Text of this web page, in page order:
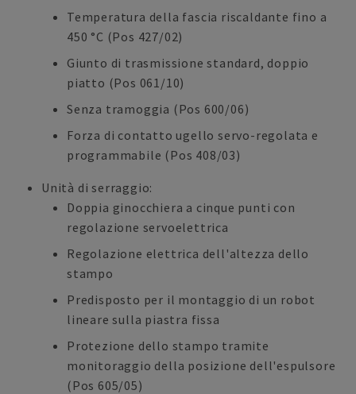
Temperatura della fascia riscaldante fino a
450 °C (Pos 427/02)
Giunto di trasmissione standard, doppio
piatto (Pos 061/10)
Senza tramoggia (Pos 600/06)
Forza di contatto ugello servo-regolata e
programmabile (Pos 408/03)
Unità di serraggio:
Doppia ginocchiera a cinque punti con
regolazione servoelettrica
Regolazione elettrica dell'altezza dello
stampo
Predisposto per il montaggio di un robot
lineare sulla piastra fissa
Protezione dello stampo tramite
monitoraggio della posizione dell'espulsore
(Pos 605/05)